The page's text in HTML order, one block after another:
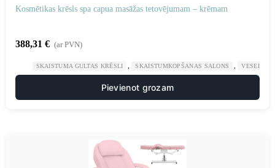
Kosmētikas krēsls spa capua masāžas tetovējumam – krēmam
388,31 € (ar PVN)
SKAISTUMA GULTAS KRĒSLI SKAISTUMKOPŠANAS SALONS VESELĪBA
Pievienot grozam